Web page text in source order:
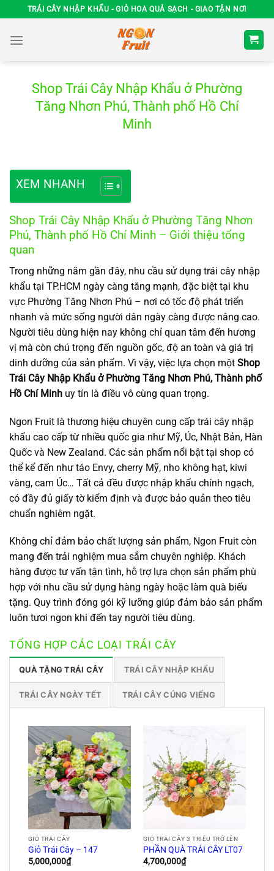
Chuyển
đến
nội
TRÁI CÂY NHẬP KHẨU - GIỎ HOA QUẢ SẠCH - GIAO TẬN NƠI
Shop Trái Cây Nhập Khẩu ở Phường
Tăng Nhơn Phú, Thành phố Hồ Chí
Minh
XEM NHANH
Shop Trái Cây Nhập Khẩu ở Phường Tăng Nhơn
Phú, Thành phố Hồ Chí Minh – Giới thiệu tổng
quan
Trong những năm gần đây, nhu cầu sử dụng trái cây nhập
khẩu tại TP.HCM ngày càng tăng mạnh, đặc biệt tại khu
vực Phường Tăng Nhơn Phú – nơi có tốc độ phát triển
nhanh và mức sống người dân ngày càng được nâng cao.
Người tiêu dùng hiện nay không chỉ quan tâm đến hương
vị mà còn chú trọng đến nguồn gốc, độ an toàn và giá trị
dinh dưỡng của sản phẩm. Vì vậy, việc lựa chọn một Shop
Trái Cây Nhập Khẩu ở Phường Tăng Nhơn Phú, Thành phố
Hồ Chí Minh uy tín là điều vô cùng quan trọng.
Ngon Fruit là thương hiệu chuyên cung cấp trái cây nhập
khẩu cao cấp từ nhiều quốc gia như Mỹ, Úc, Nhật Bản, Hàn
Quốc và New Zealand. Các sản phẩm nổi bật tại shop có
thể kể đến như táo Envy, cherry Mỹ, nho không hạt, kiwi
vàng, cam Úc… Tất cả đều được nhập khẩu chính ngạch,
có đầy đủ giấy tờ kiểm định và được bảo quản theo tiêu
chuẩn nghiêm ngặt.
Không chỉ đảm bảo chất lượng sản phẩm, Ngon Fruit còn
mang đến trải nghiệm mua sắm chuyên nghiệp. Khách
hàng được tư vấn tận tình, hỗ trợ lựa chọn sản phẩm phù
hợp với nhu cầu sử dụng hàng ngày hoặc làm quà biếu
tặng. Quy trình đóng gói kỹ lưỡng giúp đảm bảo sản phẩm
luôn tươi ngon khi đến tay người tiêu dùng.
TỔNG HỢP CÁC LOẠI TRÁI CÂY
QUÀ TẶNG TRÁI CÂY TRÁI CÂY NHẬP KHẨU
TRÁI CÂY NGÀY TẾT TRÁI CÂY CÚNG VIẾNG
GIỎ TRÁI CÂY
Giỏ Trái Cây – 147
5,000,000₫
GIỎ TRÁI CÂY 3 TRIỆU TRỞ LÊN
PHẦN QUÀ TRÁI CÂY LT07
4,700,000₫